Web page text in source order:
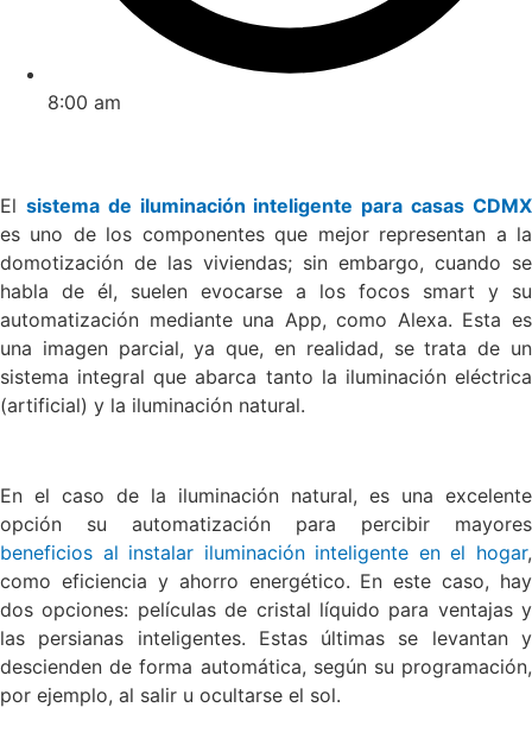
8:00 am
El sistema de iluminación inteligente para casas CDMX
es uno de los componentes que mejor representan a la
domotización de las viviendas; sin embargo, cuando se
habla de él, suelen evocarse a los focos smart y su
automatización mediante una App, como Alexa. Esta es
una imagen parcial, ya que, en realidad, se trata de un
sistema integral que abarca tanto la iluminación eléctrica
(artificial) y la iluminación natural.
En el caso de la iluminación natural, es una excelente
opción su automatización para percibir mayores
beneficios al instalar iluminación inteligente en el hogar,
como eficiencia y ahorro energético. En este caso, hay
dos opciones: películas de cristal líquido para ventajas y
las persianas inteligentes. Estas últimas se levantan y
descienden de forma automática, según su programación,
por ejemplo, al salir u ocultarse el sol.